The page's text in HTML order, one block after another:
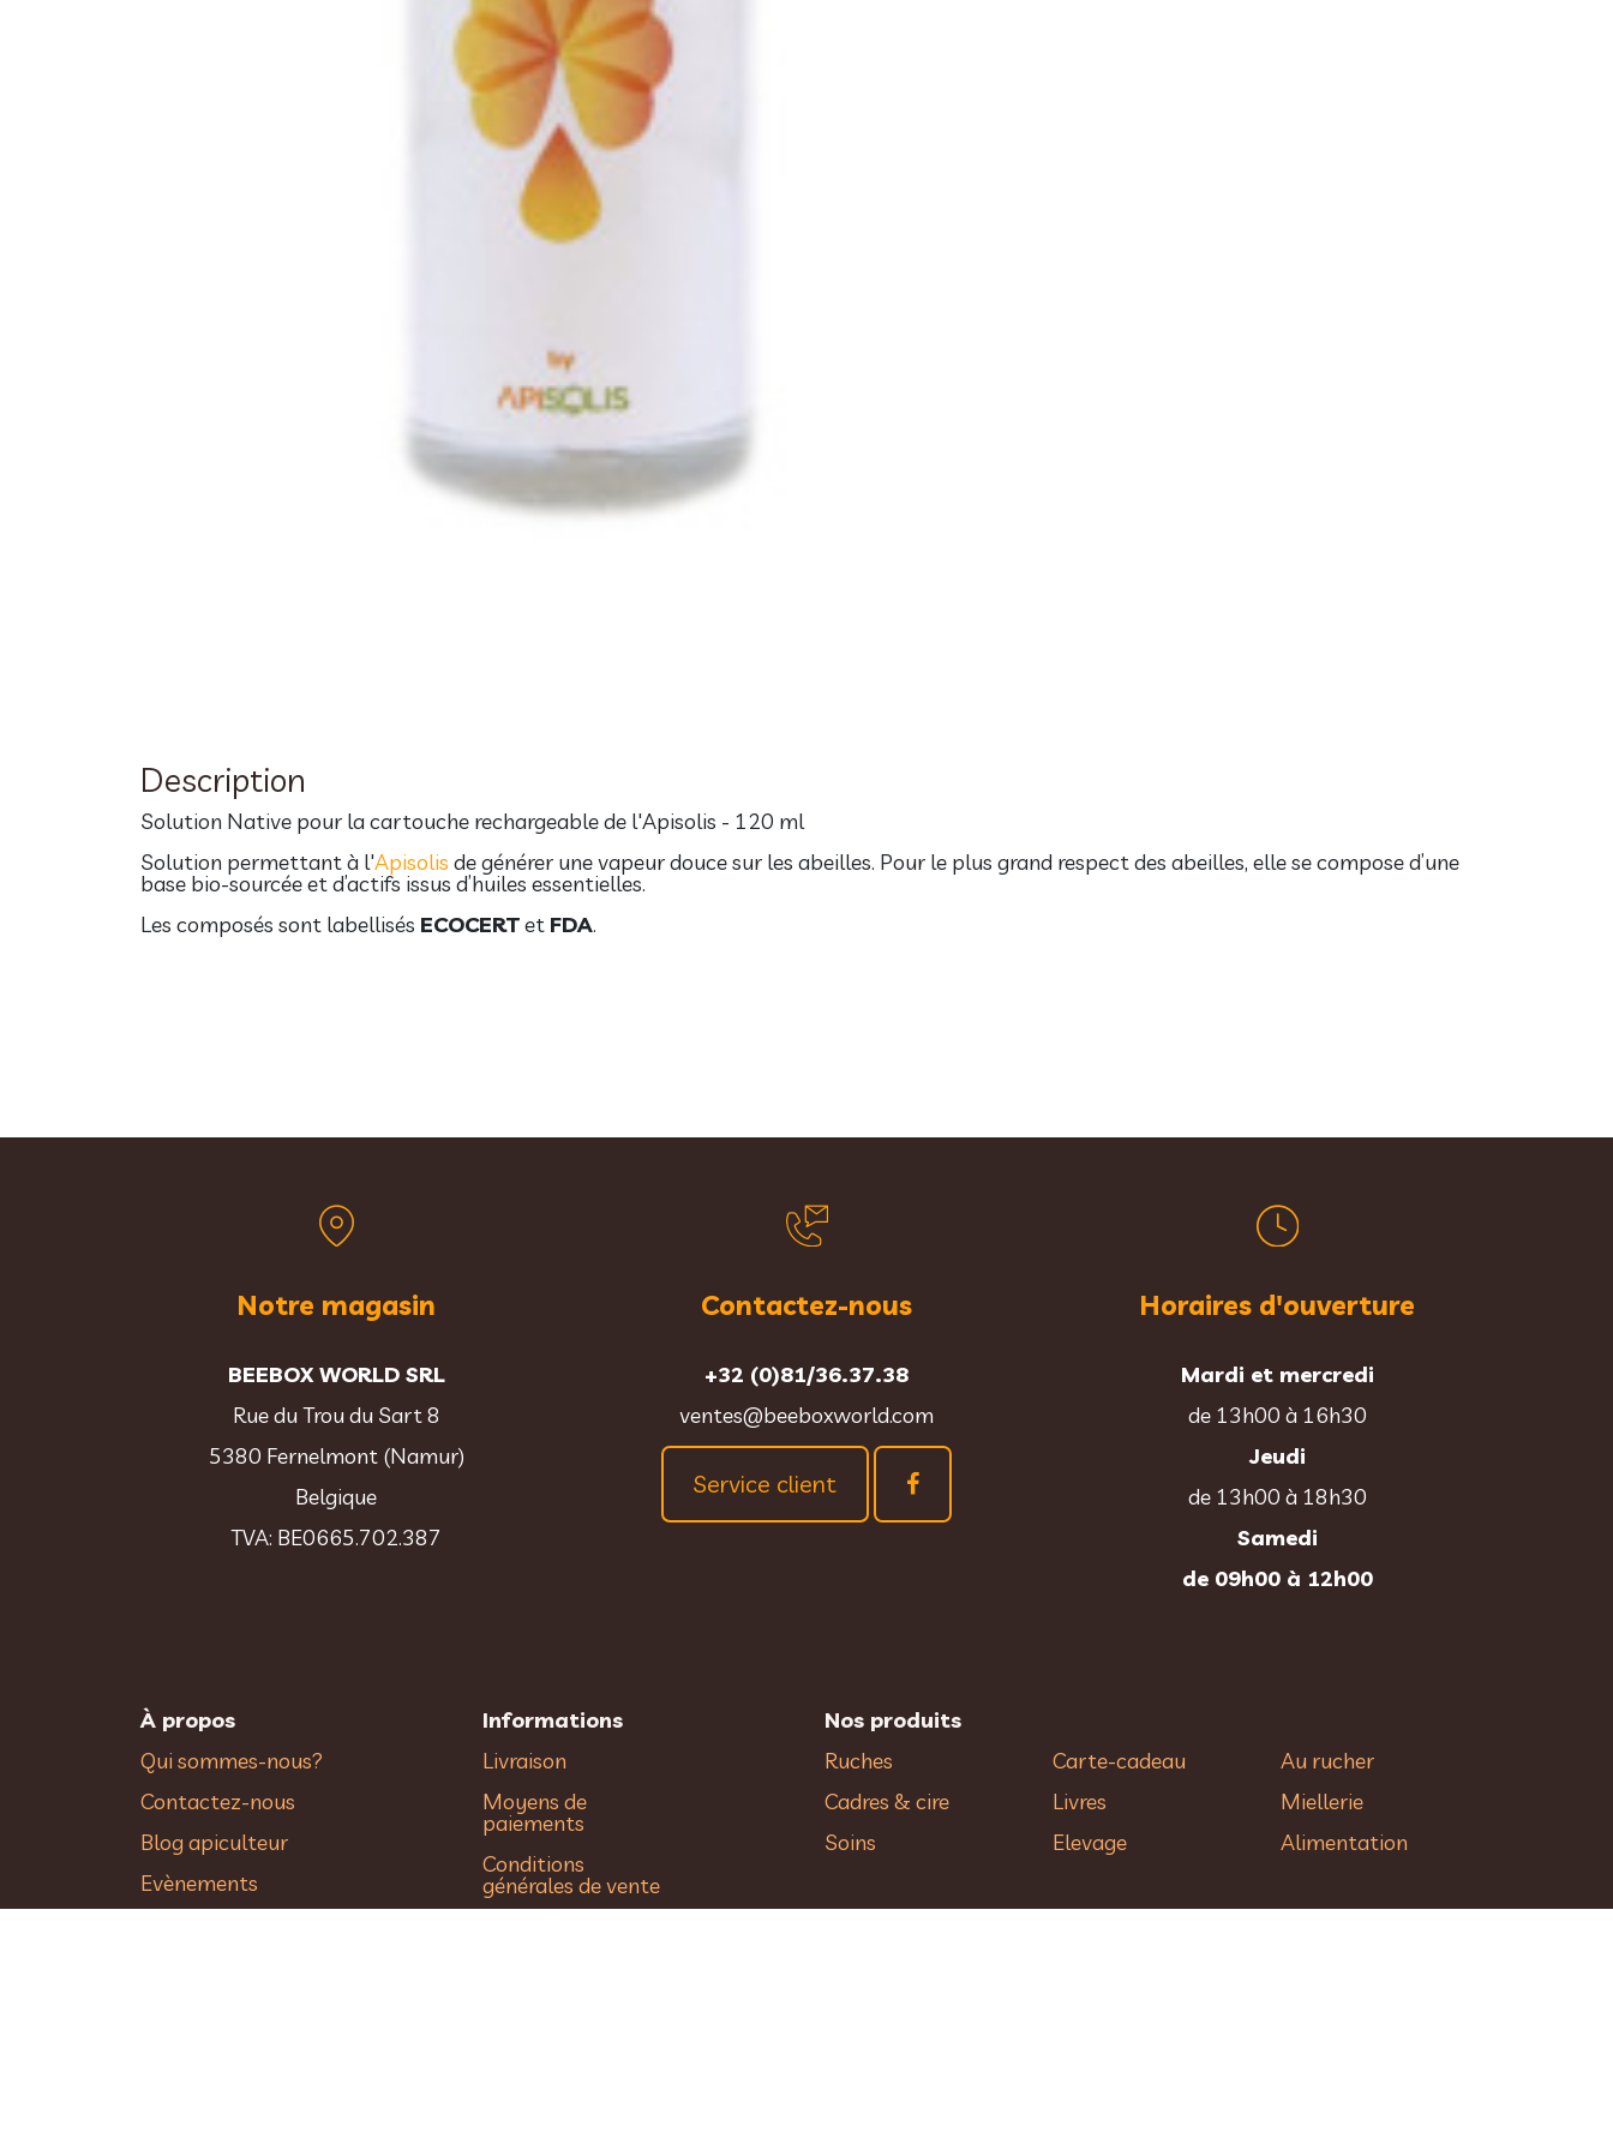
Description
Solution Native pour la cartouche rechargeable de l'Apisolis - 120 ml
Solution permettant à l'Apisolis de générer une vapeur douce sur les abeilles. Pour le plus grand respect des abeilles, elle se compose d’une
base bio-sourcée et d’actifs issus d’huiles essentielles.
Les composés sont labellisés ECOCERTet FDA.
Notre magasin
BEEBOX WORLD SRL
Rue du Trou du Sart 8
5380 Fernelmont (Namur)
Belgique
TVA: BE0665.702.387
Contactez-nous
+32 (0)81/36.37.38
ventes@beeboxworld.com
Service client
Horaires d'ouverture
Mardi et mercredi
de 13h00 à 16h30
Jeudi
de 13h00 à 18h30
Samedi
de 09h00 à 12h00
À propos
Qui sommes-nous?
Contactez-nous
Blog apiculteur
Evènements
Informations
Livraison
Moyens de
paiements
Conditions
générales de vente
Nos produits
Ruches
Cadres & cire
Soins
Carte-cadeau
Livres
Elevage
Au rucher​
Miellerie
Alimentation